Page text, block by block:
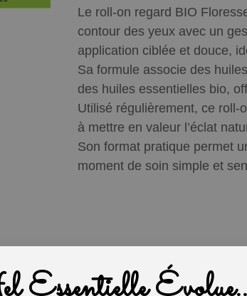
Le roll-on regard BIO
contour des yeux avec un
application ciblée et douce,
Sa formule associe des
des huiles essentielles bio,
Utilisé régulièrement, ce roll-
à mettre en valeur l’éclat
Son format pratique permet
moment de soin simple et